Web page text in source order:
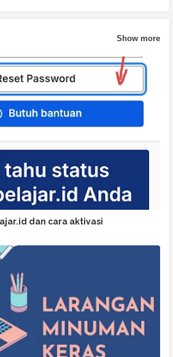
Show more
dan cara aktivasi